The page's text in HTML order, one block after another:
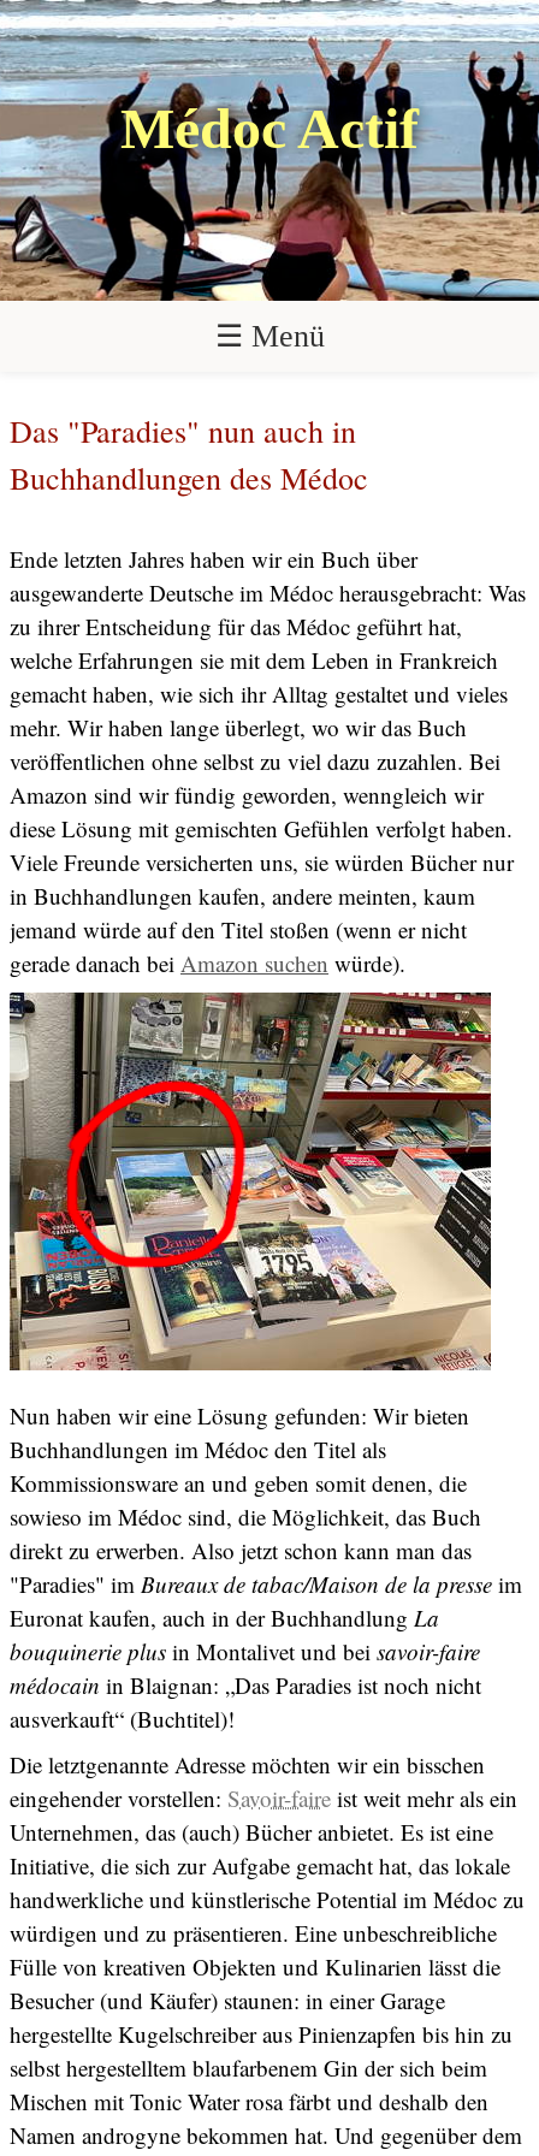
Médoc Actif
☰ Menü
Das "Paradies" nun auch in
Buchhandlungen des Médoc
Ende letzten Jahres haben wir ein Buch über
ausgewanderte Deutsche im Médoc herausgebracht: Was
zu ihrer Entscheidung für das Médoc geführt hat,
welche Erfahrungen sie mit dem Leben in Frankreich
gemacht haben, wie sich ihr Alltag gestaltet und vieles
mehr. Wir haben lange überlegt, wo wir das Buch
veröffentlichen ohne selbst zu viel dazu zuzahlen. Bei
Amazon sind wir fündig geworden, wenngleich wir
diese Lösung mit gemischten Gefühlen verfolgt haben.
Viele Freunde versicherten uns, sie würden Bücher nur
in Buchhandlungen kaufen, andere meinten, kaum
jemand würde auf den Titel stoßen (wenn er nicht
gerade danach bei Amazon suchen würde).
Nun haben wir eine Lösung gefunden: Wir bieten
Buchhandlungen im Médoc den Titel als
Kommissionsware an und geben somit denen, die
sowieso im Médoc sind, die Möglichkeit, das Buch
direkt zu erwerben. Also jetzt schon kann man das
"Paradies" im Bureaux de tabac/Maison de la presse im
Euronat kaufen, auch in der Buchhandlung La
bouquinerie plus in Montalivet und bei savoir-faire
médocain in Blaignan: „Das Paradies ist noch nicht
ausverkauft“ (Buchtitel)!
Die letztgenannte Adresse möchten wir ein bisschen
eingehender vorstellen: Savoir-faire ist weit mehr als ein
Unternehmen, das (auch) Bücher anbietet. Es ist eine
Initiative, die sich zur Aufgabe gemacht hat, das lokale
handwerkliche und künstlerische Potential im Médoc zu
würdigen und zu präsentieren. Eine unbeschreibliche
Fülle von kreativen Objekten und Kulinarien lässt die
Besucher (und Käufer) staunen: in einer Garage
hergestellte Kugelschreiber aus Pinienzapfen bis hin zu
selbst hergestelltem blaufarbenem Gin der sich beim
Mischen mit Tonic Water rosa färbt und deshalb den
Namen androgyne bekommen hat. Und gegenüber dem